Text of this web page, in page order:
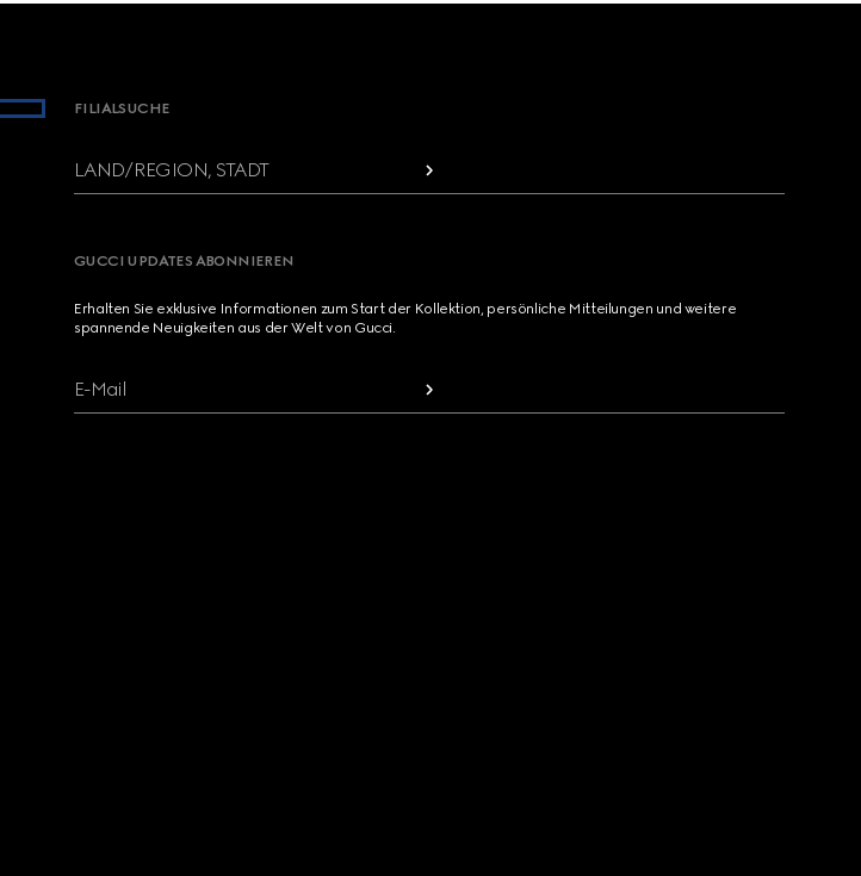
FILIALSUCHE
LAND/REGION, STADT
GUCCI UPDATES ABONNIEREN
Erhalten Sie exklusive Informationen zum Start der Kollektion, persönliche Mitteilungen und weitere
spannende Neuigkeiten aus der Welt von Gucci.
E-Mail